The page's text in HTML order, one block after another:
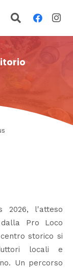
2026, l'atteso
dalla Pro Loco
storico si
locali e
Un percorso